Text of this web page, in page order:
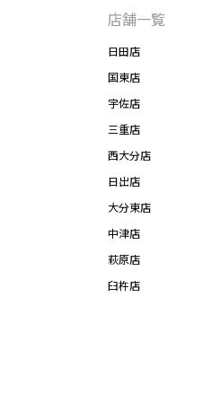
店舗一覧
日田店
国東店
宇佐店
三重店
西大分店
日出店
大分東店
中津店
萩原店
臼杵店